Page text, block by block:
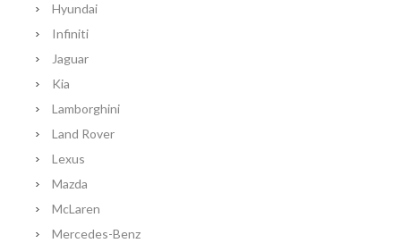
Hyundai
Infiniti
Jaguar
Kia
Lamborghini
Land Rover
Lexus
Mazda
McLaren
Mercedes-Benz